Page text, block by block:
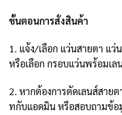
ขั้นตอนการสั่งสินค้า
1. แจ้ง/เลือก แว่นสายตา แ
หรือเลือก กรอบแว่นพร้อมเล
2. หากต้องการตัดเลนส์สาย
ทกับแอดมิน หรือสอบถามข้อ